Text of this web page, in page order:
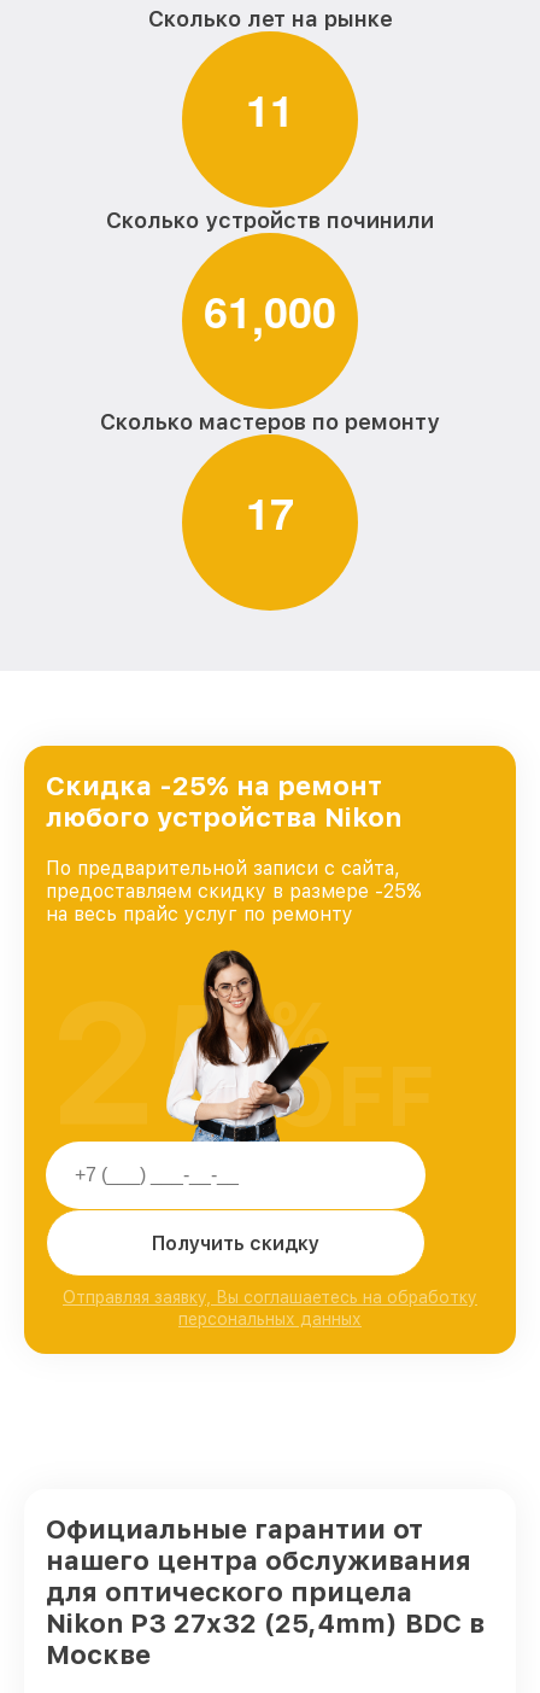
Сколько лет на рынке
11
Сколько устройств починили
61,000
Сколько мастеров по ремонту
17
Скидка -25% на ремонт
любого устройства Nikon
По предварительной записи с сайта,
предоставляем скидку в размере -25%
на весь прайс услуг по ремонту
Получить скидку
Отправляя заявку, Вы соглашаетесь на обработку
персональных данных
25%
OFF
Официальные гарантии от
нашего центра обслуживания
для оптического прицела
Nikon P3 27x32 (25,4mm) BDC в
Москве